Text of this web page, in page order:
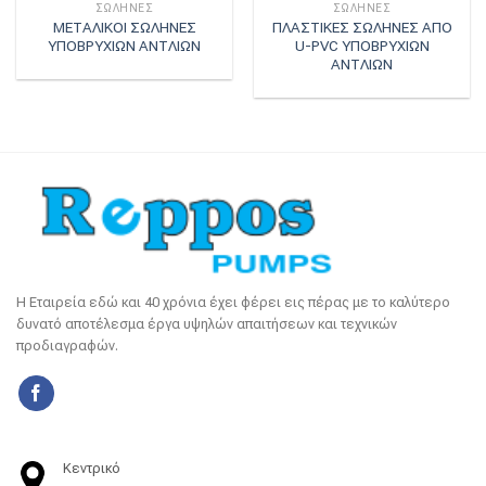
ΣΩΛΗΝΕΣ
ΜΕΤΑΛΙΚΟΙ ΣΩΛΗΝΕΣ
ΥΠΟΒΡΥΧΙΩΝ ΑΝΤΛΙΩΝ
ΣΩΛΗΝΕΣ
ΠΛΑΣΤΙΚΕΣ ΣΩΛΗΝΕΣ ΑΠΟ
U-PVC ΥΠΟΒΡΥΧΙΩΝ
ΑΝΤΛΙΩΝ
Η Εταιρεία εδώ και 40 χρόνια έχει φέρει εις πέρας με το καλύτερο
δυνατό αποτέλεσμα έργα υψηλών απαιτήσεων και τεχνικών
προδιαγραφών.
Κεντρικό